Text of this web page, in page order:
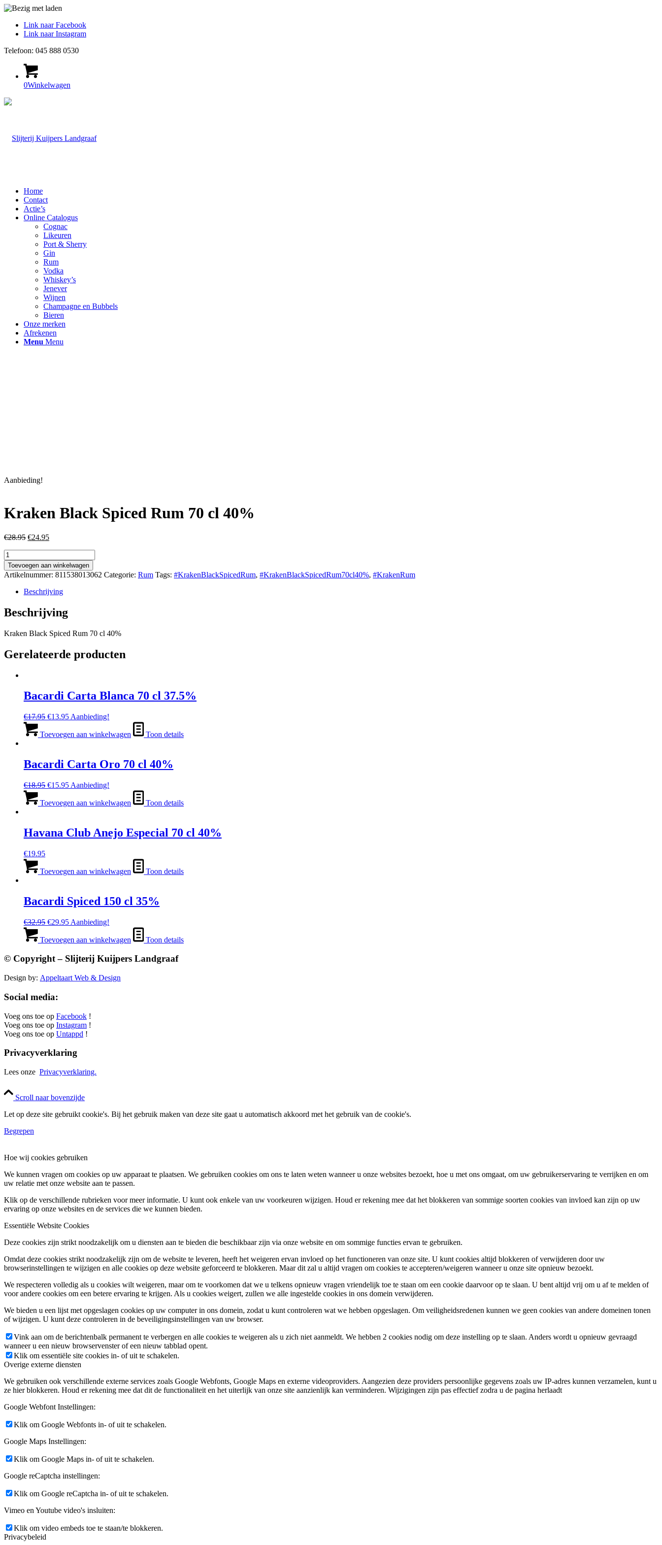
Link naar Facebook
Link naar Instagram
Telefoon: 045 888 0530
0Winkelwagen
Home
Contact
Actie’s
Online Catalogus
Cognac
Likeuren
Port & Sherry
Gin
Rum
Vodka
Whiskey’s
Jenever
Wijnen
Champagne en Bubbels
Bieren
Onze merken
Afrekenen
Menu Menu
Aanbieding!
Kraken Black Spiced Rum 70 cl 40%
€28.95 Oorspronkelijke
€28.95.
€24.95Huidige
€24.95.
Kraken
Black
Spiced
Rum
40%
aantal
Toevoegen aan winkelwagen
Artikelnummer: 811538013062 Categorie: Rum Tags: #KrakenBlackSpicedRum, #KrakenBlackSpicedRum70cl40%, #KrakenRum
Beschrijving
Beschrijving
Kraken Black Spiced Rum 70 cl 40%
Gerelateerde producten
Bacardi Carta Blanca 70 cl 37.5%
€17.95 Oorspronkelijke
was:
€13.95Huidige
is:
Aanbieding!
Toevoegen aan winkelwagen Toon details
Bacardi Carta Oro 70 cl 40%
€18.95 Oorspronkelijke
was:
€15.95Huidige
is:
Aanbieding!
Toevoegen aan winkelwagen Toon details
Havana Club Anejo Especial 70 cl 40%
€19.95
Toevoegen aan winkelwagen Toon details
Bacardi Spiced 150 cl 35%
€32.95 Oorspronkelijke
was:
€29.95Huidige
is:
Aanbieding!
Toevoegen aan winkelwagen Toon details
© Copyright – Slijterij Kuijpers Landgraaf
Design by: Appeltaart Web & Design
Social media:
Voeg ons toe op Facebook !
Voeg ons toe op Instagram !
Voeg ons toe op Untappd !
Privacyverklaring
Lees onze Privacyverklaring.
Scroll naar bovenzijde
Let op deze site gebruikt cookie's. Bij het gebruik maken van deze site gaat u automatisch akkoord met het gebruik van de cookie's.
Begrepen
Hoe wij cookies gebruiken
We kunnen vragen om cookies op uw apparaat te plaatsen. We gebruiken cookies om ons te laten weten wanneer u onze websites bezoekt, hoe u met ons omgaat, om uw gebruikerservaring te verrijken en om
uw relatie met onze website aan te passen.
Klik op de verschillende rubrieken voor meer informatie. U kunt ook enkele van uw voorkeuren wijzigen. Houd er rekening mee dat het blokkeren van sommige soorten cookies van invloed kan zijn op uw
ervaring op onze websites en de services die we kunnen bieden.
Essentiële Website Cookies
Deze cookies zijn strikt noodzakelijk om u diensten aan te bieden die beschikbaar zijn via onze website en om sommige functies ervan te gebruiken.
Omdat deze cookies strikt noodzakelijk zijn om de website te leveren, heeft het weigeren ervan invloed op het functioneren van onze site. U kunt cookies altijd blokkeren of verwijderen door uw
browserinstellingen te wijzigen en alle cookies op deze website geforceerd te blokkeren. Maar dit zal u altijd vragen om cookies te accepteren/weigeren wanneer u onze site opnieuw bezoekt.
We respecteren volledig als u cookies wilt weigeren, maar om te voorkomen dat we u telkens opnieuw vragen vriendelijk toe te staan om een cookie daarvoor op te slaan. U bent altijd vrij om u af te melden of
voor andere cookies om een betere ervaring te krijgen. Als u cookies weigert, zullen we alle ingestelde cookies in ons domein verwijderen.
We bieden u een lijst met opgeslagen cookies op uw computer in ons domein, zodat u kunt controleren wat we hebben opgeslagen. Om veiligheidsredenen kunnen we geen cookies van andere domeinen tonen
of wijzigen. U kunt deze controleren in de beveiligingsinstellingen van uw browser.
Vink aan om de berichtenbalk permanent te verbergen en alle cookies te weigeren als u zich niet aanmeldt. We hebben 2 cookies nodig om deze instelling op te slaan. Anders wordt u opnieuw gevraagd
wanneer u een nieuw browservenster of een nieuw tabblad opent.
Klik om essentiële site cookies in- of uit te schakelen.
Overige externe diensten
We gebruiken ook verschillende externe services zoals Google Webfonts, Google Maps en externe videoproviders. Aangezien deze providers persoonlijke gegevens zoals uw IP-adres kunnen verzamelen, kunt u
ze hier blokkeren. Houd er rekening mee dat dit de functionaliteit en het uiterlijk van onze site aanzienlijk kan verminderen. Wijzigingen zijn pas effectief zodra u de pagina herlaadt
Google Webfont Instellingen:
Klik om Google Webfonts in- of uit te schakelen.
Google Maps Instellingen:
Klik om Google Maps in- of uit te schakelen.
Google reCaptcha instellingen:
Klik om Google reCaptcha in- of uit te schakelen.
Vimeo en Youtube video's insluiten:
Klik om video embeds toe te staan/te blokkeren.
Privacybeleid